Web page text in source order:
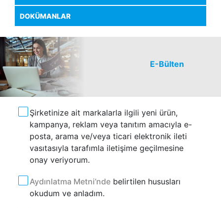
DOKÜMANLAR
E-Bülten
Şirketinize ait markalarla ilgili yeni ürün,
kampanya, reklam veya tanıtım amacıyla e-
posta, arama ve/veya ticari elektronik ileti
vasıtasıyla tarafımla iletişime geçilmesine
onay veriyorum.
Aydınlatma Metni‘nde belirtilen hususları
okudum ve anladım.